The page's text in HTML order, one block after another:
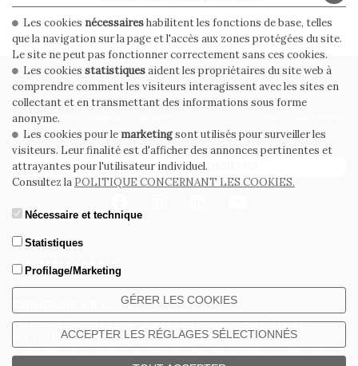
Via Emilia Ponente, 1000 - 48014 Castel Bolognese (RA) Italy
Tel. +39.0546.652111 - Email: info@cerdomus.com
Codice Fiscale e numero iscrizione al registro imprese di Ravenna
PRIVACY POLICY COOKIE POLICY
CONDITIONS GÉNÉRALES DE VENTE
ABONNEZ-VOUS À LA NEWSLETTER
Les cookies nécessaireshabilitent les fonctions de base, telles
que la navigation sur la page et l'accès aux zones protégées du site.
Le site ne peut pas fonctionner correctement sans ces cookies.
Les cookies statistiquesaident les propriétaires du site web à
comprendre comment les visiteurs interagissent avec les sites en
collectant et en transmettant des informations sous forme
anonyme.
Les cookies pour le marketingsont utilisés pour surveiller les
visiteurs. Leur finalité est d'afficher des annonces pertinentes et
attrayantes pour l'utilisateur individuel.
Consultez la POLITIQUE CONCERNANT LES COOKIES.
Nécessaire et technique
Statistiques
Profilage/Marketing
GÉRER LES COOKIES
ACCEPTER LES RÉGLAGES SÉLECTIONNÉS